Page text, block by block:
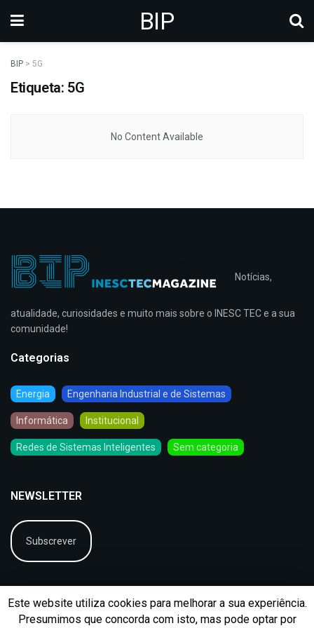
BIP
BIP > 5G
Etiqueta: 5G
No Content Available
Notícias,
atualidade, curiosidades e muito mais sobre o INESC TEC e a sua
comunidade!
Categorias
Energia Engenharia Industrial e de Sistemas
Informática Institucional
Redes de Sistemas Inteligentes Sem categoria
NEWSLETTER
Subscrever
Este website utiliza cookies para melhorar a sua experiência.
Presumimos que concorda com isto, mas pode optar por